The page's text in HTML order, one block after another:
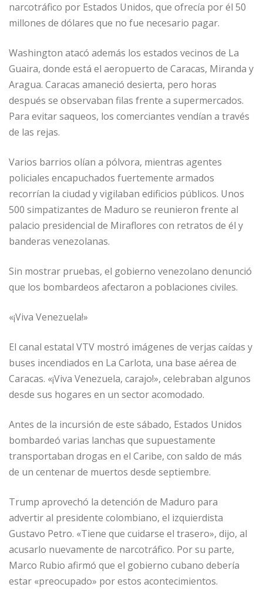
narcotráfico por Estados Unidos, que ofrecía por él 50
millones de dólares que no fue necesario pagar.
Washington atacó además los estados vecinos de La
Guaira, donde está el aeropuerto de Caracas, Miranda y
Aragua. Caracas amaneció desierta, pero horas
después se observaban filas frente a supermercados.
Para evitar saqueos, los comerciantes vendían a través
de las rejas.
Varios barrios olían a pólvora, mientras agentes
policiales encapuchados fuertemente armados
recorrían la ciudad y vigilaban edificios públicos. Unos
500 simpatizantes de Maduro se reunieron frente al
palacio presidencial de Miraflores con retratos de él y
banderas venezolanas.
Sin mostrar pruebas, el gobierno venezolano denunció
que los bombardeos afectaron a poblaciones civiles.
«¡Viva Venezuela!»
El canal estatal VTV mostró imágenes de verjas caídas y
buses incendiados en La Carlota, una base aérea de
Caracas. «¡Viva Venezuela, carajo!», celebraban algunos
desde sus hogares en un sector acomodado.
Antes de la incursión de este sábado, Estados Unidos
bombardeó varias lanchas que supuestamente
transportaban drogas en el Caribe, con saldo de más
de un centenar de muertos desde septiembre.
Trump aprovechó la detención de Maduro para
advertir al presidente colombiano, el izquierdista
Gustavo Petro. «Tiene que cuidarse el trasero», dijo, al
acusarlo nuevamente de narcotráfico. Por su parte,
Marco Rubio afirmó que el gobierno cubano debería
estar «preocupado» por estos acontecimientos.